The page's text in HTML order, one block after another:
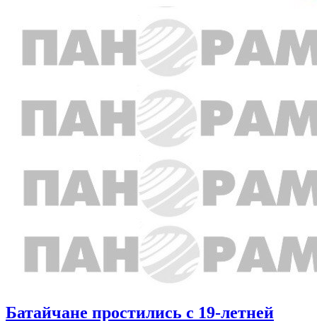
Батайчане простились с 19-летней